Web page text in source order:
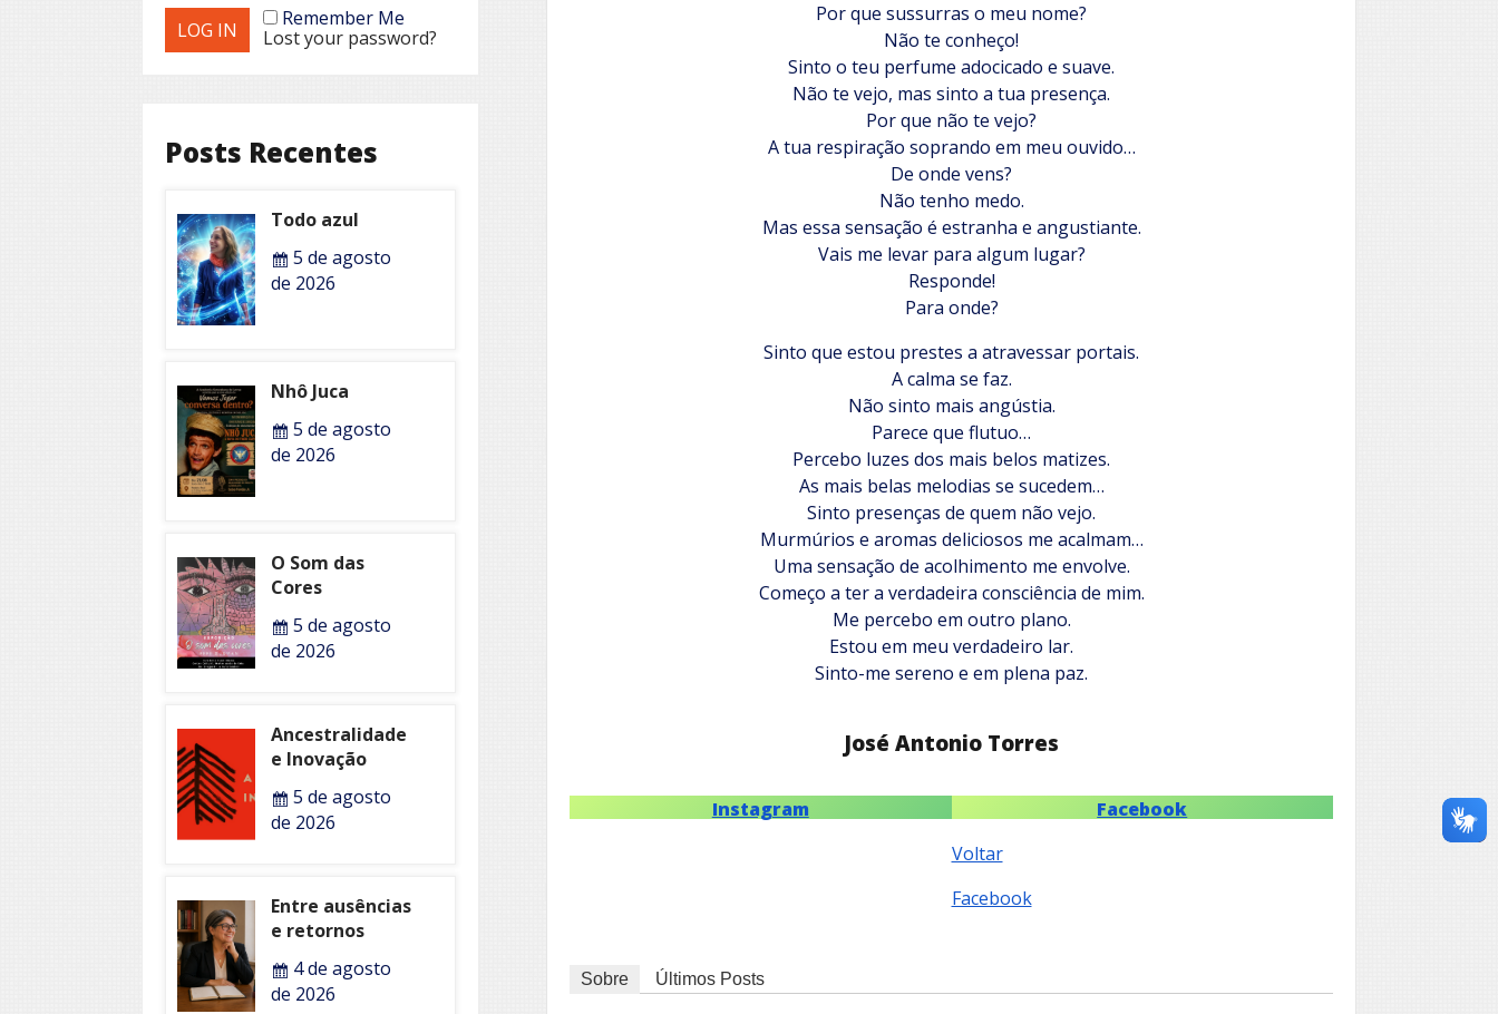
Por que sussurras o meu nome?
Não te conheço!
Sinto o teu perfume adocicado e suave.
Não te vejo, mas sinto a tua presença.
Por que não te vejo?
A tua respiração soprando em meu ouvido…
De onde vens?
Não tenho medo.
Mas essa sensação é estranha e angustiante.
Vais me levar para algum lugar?
Responde!
Para onde?
Sinto que estou prestes a atravessar portais.
A calma se faz.
Não sinto mais angústia.
Parece que flutuo…
Percebo luzes dos mais belos matizes.
As mais belas melodias se sucedem…
Sinto presenças de quem não vejo.
Murmúrios e aromas deliciosos me acalmam…
Uma sensação de acolhimento me envolve.
Começo a ter a verdadeira consciência de mim.
Me percebo em outro plano.
Estou em meu verdadeiro lar.
Sinto-me sereno e em plena paz.
José Antonio Torres
Instagram
Facebook
Voltar
Facebook
Sobre Últimos Posts
Remember Me
Lost your password?
Posts Recentes
Todo azul
5 de agosto
de 2026
Nhô Juca
5 de agosto
de 2026
O Som das
Cores
5 de agosto
de 2026
Ancestralidade
e Inovação
5 de agosto
de 2026
Entre ausências
e retornos
4 de agosto
de 2026